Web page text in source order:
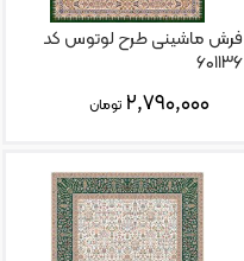
فرش ماشینی طرح لوتوس کد
۶۰۱۱۳۶
۲,۷۹۰,۰۰۰ تومان